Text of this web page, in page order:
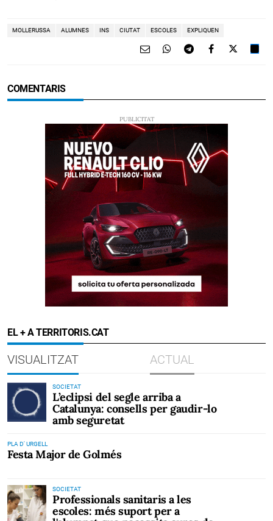
MOLLERUSSA ALUMNES INS CIUTAT ESCOLES EXPLIQUEN
COMENTARIS
EL + A TERRITORIS.CAT
VISUALITZAT ACTUAL
SOCIETAT
L’eclipsi del segle arriba a
Catalunya: consells per gaudir-lo
amb seguretat
PLA D' URGELL
Festa Major de Golmés
SOCIETAT
Professionals sanitaris a les
escoles: més suport per a